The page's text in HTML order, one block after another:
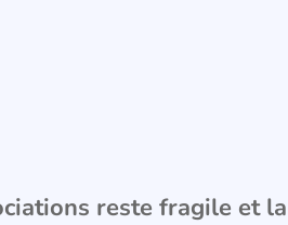
reste fragile et